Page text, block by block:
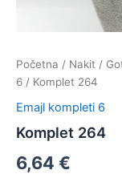
Početna / Nakit /
6 / Komplet 264
Emajl kompleti 6
Komplet 264
6,64 €